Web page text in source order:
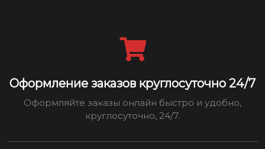
Оформление заказов круглосуточно 24/7
Оформляйте заказы онлайн быстро и удобно,
круглосуточно, 24/7.